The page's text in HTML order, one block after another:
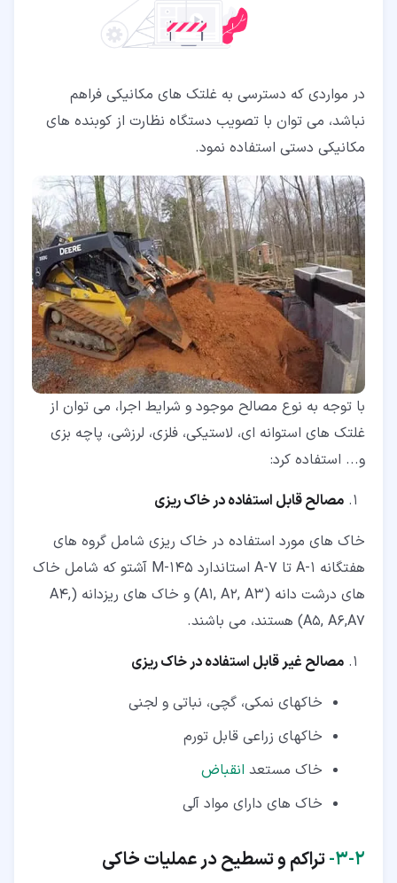
در مواردی که دسترسی به غلتک های مکانیکی فراهم
نباشد، می توان با تصویب دستگاه نظارت از کوبنده های
مکانیکی دستی استفاده نمود.
با توجه به نوع مصالح موجود و شرایط اجرا، می توان از
غلتک های استوانه ای، لاستیکی، فلزی، لرزشی، پاچه بزی
و... استفاده کرد:
مصالح قابل استفاده در خاک ریزی
خاک های مورد استفاده در خاک ریزی شامل گروه های
هفتگانه A-1 تا A-7 استاندارد M-145 آشتو که شامل خاک
های درشت دانه (A1, A2, A3) و خاک های ریزدانه (A4,
A5, A6,A7) هستند، می باشند.
مصالح غیر قابل استفاده در خاک ریزی
خاکهای نمکی، گچی، نباتی و لجنی
خاکهای زراعی قابل تورم
خاک مستعد انقباض
خاک های دارای مواد آلی
۲‏-‏۳‏- تراکم و تسطیح در عملیات خاکی